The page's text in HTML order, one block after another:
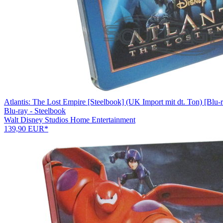
Atlantis: The Lost Empire [Steelbook] (UK Import mit dt. Ton) [Blu-
Blu-ray - Steelbook
Walt Disney Studios Home Entertainment
139,90 EUR*